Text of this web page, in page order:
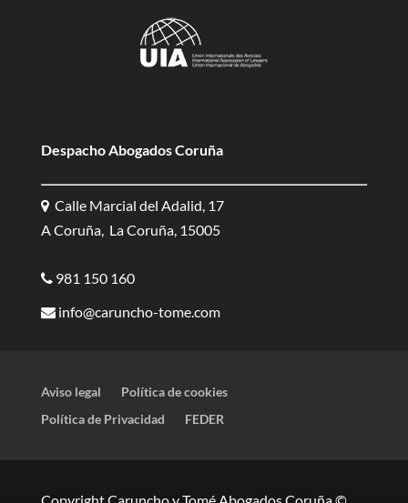
Despacho Abogados Coruña
Calle Marcial del Adalid, 17
A Coruña, La Coruña, 15005
981 150 160
info@caruncho-tome.com
Aviso legal
Política de cookies
Política de Privacidad
FEDER